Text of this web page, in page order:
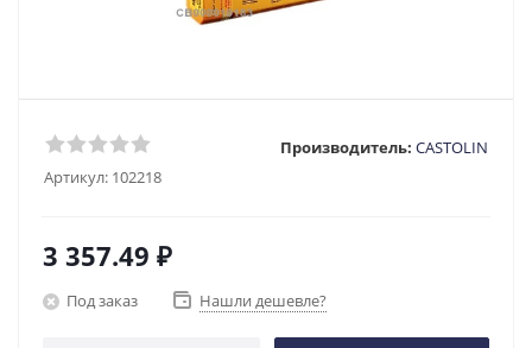
Артикул: 102218
Производитель: CASTOLIN
3 357.49 ₽
Под заказ Нашли дешевле?